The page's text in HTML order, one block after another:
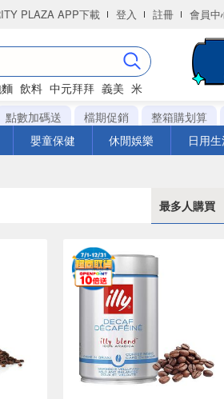
PLAZA APP下載 登入 註冊 會員中
飲料 中元拜拜 義美 米
點數加碼送 檔期促銷 整箱購划算
嬰童保健 休閒娛樂 日用
最多人購買